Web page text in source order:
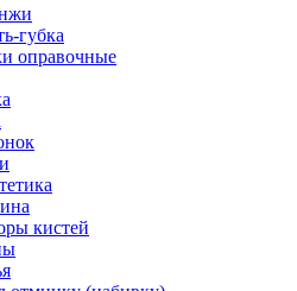
губка
оправочные
кистей